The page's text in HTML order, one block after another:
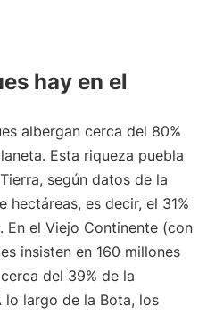
hay en el
albergan cerca del 80%
Esta riqueza puebla
según datos de la
hectáreas, es decir, el 31%
el Viejo Continente (con
insisten en 160 millones
del 39% de la
lo largo de la Bota, los